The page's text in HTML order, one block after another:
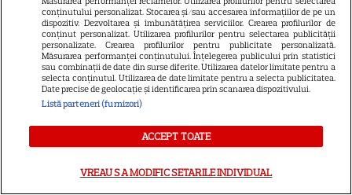
14
VEDETE STRĂINE
Elon Musk, atac la adresa
regizorului premiat cu Oscar
care a realizat documentarul
despre viața sa. Filmul are 232
de minute
VEDETE STRĂINE
conținutului personalizat. Stocarea și/sau accesarea informațiilor de pe un
dispozitiv. Dezvoltarea și îmbunătățirea serviciilor. Crearea profilurilor de
conținut personalizat. Utilizarea profilurilor pentru selectarea publicității
personalizate. Crearea profilurilor pentru publicitate personalizată.
Măsurarea performanței conținutului. Înțelegerea publicului prin statistici
sau combinații de date din surse diferite. Utilizarea datelor limitate pentru a
selecta conținutul. Utilizarea de date limitate pentru a selecta publicitatea.
Date precise de geolocație și identificarea prin scanarea dispozitivului.
Listă parteneri (furnizori)
ACCEPT TOATE
VREAU SA MODIFIC SETARILE INDIVIDUAL